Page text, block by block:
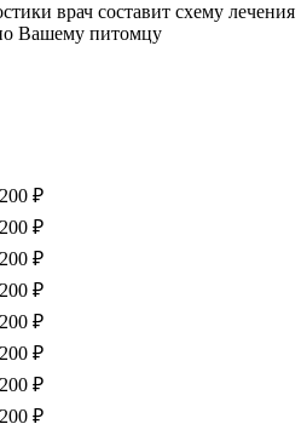
врач составит схему лечения
Вашему питомцу
₽
₽
₽
₽
₽
₽
₽
₽